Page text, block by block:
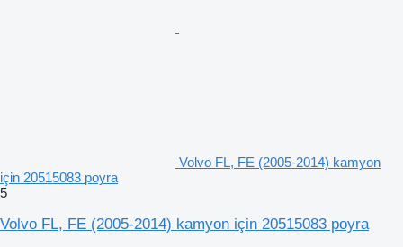
Volvo FL, FE (2005-2014) kamyon
için 20515083 poyra
5
Volvo FL, FE (2005-2014) kamyon için 20515083 poyra